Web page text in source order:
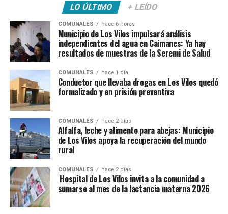
LO ÚLTIMO + LEÍDO
COMUNALES hace 6 horas
Municipio de Los Vilos impulsará análisis
independientes del agua en Caimanes: Ya hay
resultados de muestras de la Seremi de Salud
COMUNALES hace 1 día
Conductor que llevaba drogas en Los Vilos quedó
formalizado y en prisión preventiva
COMUNALES hace 2 días
Alfalfa, leche y alimento para abejas: Municipio
de Los Vilos apoya la recuperación del mundo
rural
COMUNALES hace 2 días
Hospital de Los Vilos invita a la comunidad a
sumarse al mes de la lactancia materna 2026